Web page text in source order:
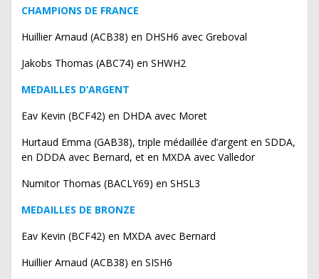
CHAMPIONS DE FRANCE
Huillier Arnaud (ACB38) en DHSH6 avec Greboval
Jakobs Thomas (ABC74) en SHWH2
MEDAILLES D’ARGENT
Eav Kevin (BCF42) en DHDA avec Moret
Hurtaud Emma (GAB38), triple médaillée d’argent en SDDA,
en DDDA avec Bernard, et en MXDA avec Valledor
Numitor Thomas (BACLY69) en SHSL3
MEDAILLES DE BRONZE
Eav Kevin (BCF42) en MXDA avec Bernard
Huillier Arnaud (ACB38) en SISH6